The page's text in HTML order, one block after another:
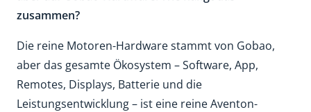
zusammen?
Die reine Motoren-Hardware stammt von Gobao,
aber das gesamte Ökosystem – Software, App,
Remotes, Displays, Batterie und die
Leistungsentwicklung – ist eine reine Aventon-